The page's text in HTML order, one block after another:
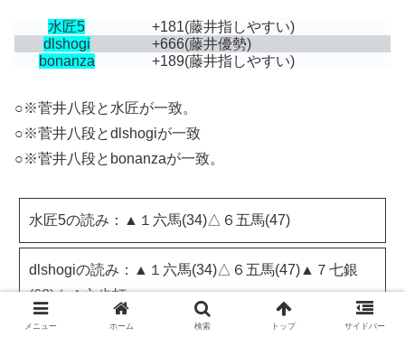
水匠5 +181(藤井指しやすい)
dlshogi
+666(藤井優勢)
bonanza
+189(藤井指しやすい)
○※菅井八段と水匠が一致。
○※菅井八段とdlshogiが一致
○※菅井八段とbonanzaが一致。
水匠5の読み：▲１六馬(34)△６五馬(47)
dlshogiの読み：▲１六馬(34)△６五馬(47)▲７七銀
(68)△４六歩打▲
メニュー ホーム 検索 トップ サイドバー